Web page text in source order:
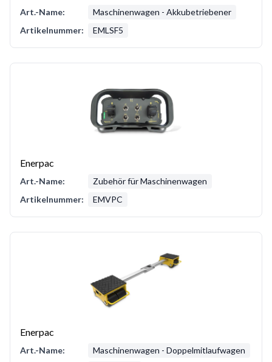
Art.-Name:
Maschinenwagen - Akkubetriebener
Artikelnummer:
EMLSF5
Enerpac
Art.-Name:
Zubehör für Maschinenwagen
Artikelnummer:
EMVPC
Enerpac
Art.-Name:
Maschinenwagen - Doppelmitlaufwagen